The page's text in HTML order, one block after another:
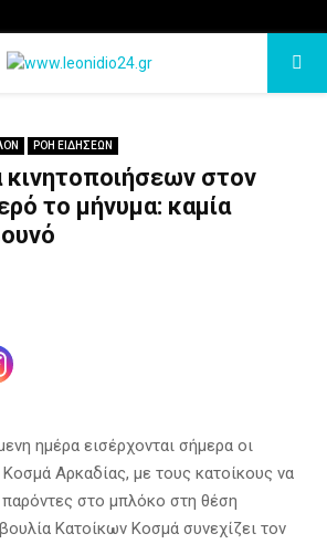
ΡΟΗ ΕΙΔΗΣΕΩΝ
στον
το μήνυμα: καμία
ημέρα εισέρχονται σήμερα οι
Κοσμά Αρκαδίας, με τους κατοίκους να
στο μπλόκο στη θέση
Κατοίκων Κοσμά συνεχίζει τον